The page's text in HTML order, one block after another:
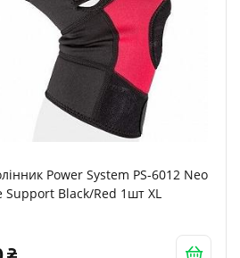
Power System PS-6012 Neo
Support Black/Red 1шт XL